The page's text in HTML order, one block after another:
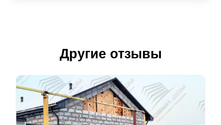
Другие отзывы